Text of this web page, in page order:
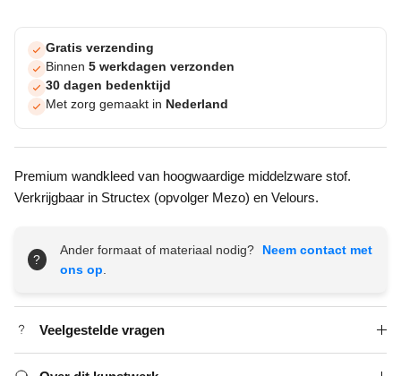
Gratis verzending
Binnen 5 werkdagen verzonden
30 dagen bedenktijd
Met zorg gemaakt in Nederland
Premium wandkleed van hoogwaardige middelzware stof.
Verkrijgbaar in Structex (opvolger Mezo) en Velours.
?
Ander formaat of materiaal nodig?
Neem contact met
ons op.
Veelgestelde vragen